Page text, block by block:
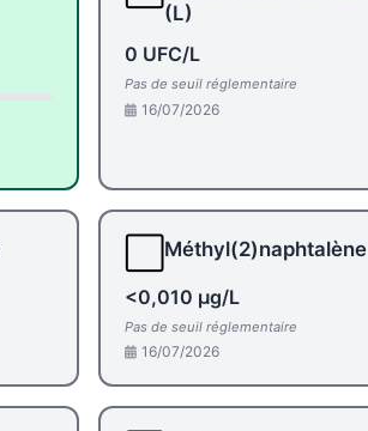
(L)
0 UFC/L
Pas de seuil réglementaire
16/07/2026
Méthyl(2)naphtalène
<0,010 µg/L
Pas de seuil réglementaire
16/07/2026